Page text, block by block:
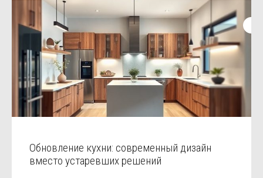
Обновление кухни: современный дизайн
вместо устаревших решений